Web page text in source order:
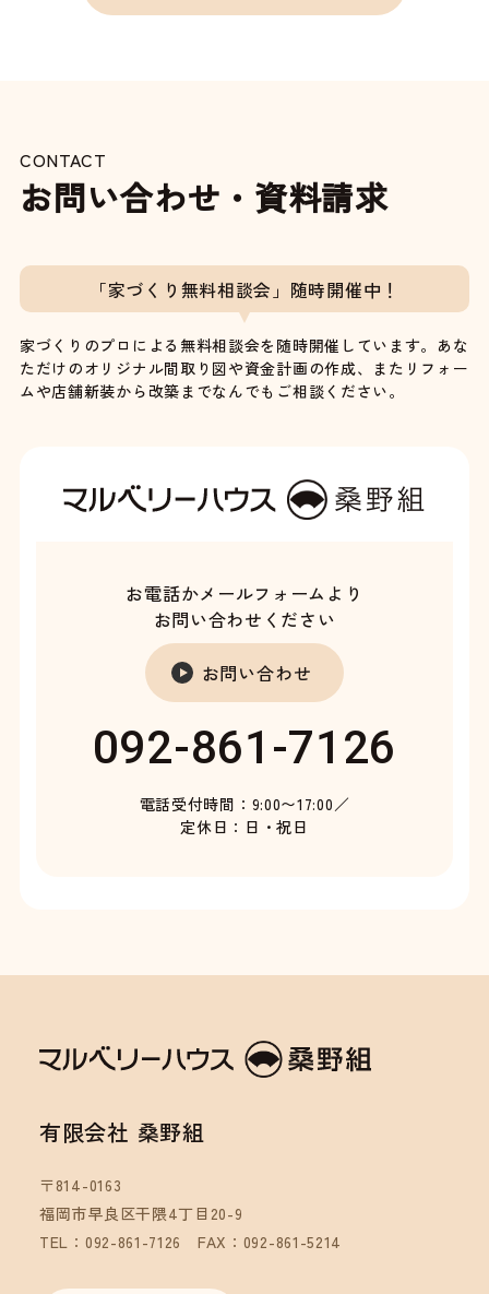
CONTACT
お問い合わせ・資料請求
「家づくり無料相談会」随時開催中！
家づくりのプロによる無料相談会を随時開催しています。あな
ただけのオリジナル間取り図や資金計画の作成、またリフォー
ムや店舗新装から改築までなんでもご相談ください。
お電話かメールフォームより
お問い合わせください
お問い合わせ
092-861-7126
電話受付時間：9:00〜17:00／
定休日：日・祝日
有限会社 桑野組
〒814-0163
福岡市早良区干隈4丁目20-9
TEL：092-861-7126
FAX：092-861-5214